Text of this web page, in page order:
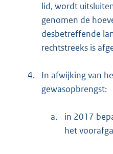
lid, wordt
genomen de
desbetreffende
rechtstreeks is
4.
In afwijking van
gewasopbrengst:
a.
in 2017
het